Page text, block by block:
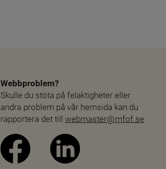
Webbproblem?
Skulle du stöta på felaktigheter eller
andra problem på vår hemsida kan du
rapportera det till webmaster@mfof.se